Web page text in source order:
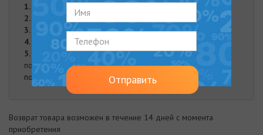
1.
Оплата частями от "Monobank"
2.
Онлайн оплата на карту Приват Банка
3.
Оплата при доставке
4.
Наложенный платеж
5.
Оплата наличными. Наличная оплата возможна при
получении заказа курьером либо в нашем офисе.
подробнее
Возврат товара возможен в течение 14 дней с момента
приобретения
Отправить